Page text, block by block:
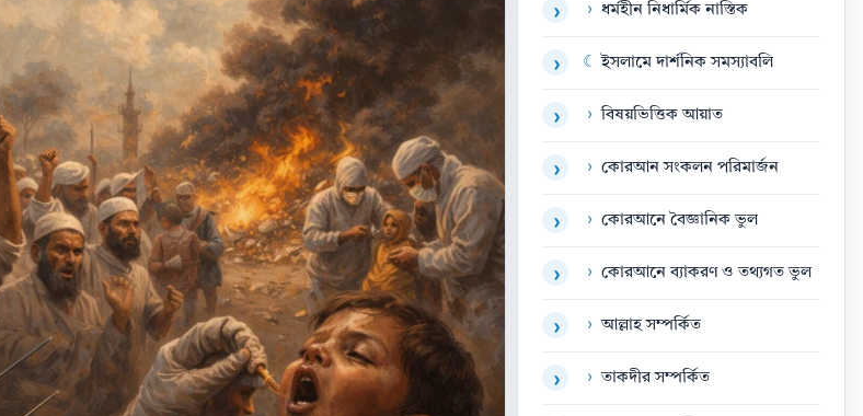
› › ধর্মহীন নিধার্মিক নাস্তিক
› ☾ ইসলামে দার্শনিক সমস্যাবলি
› › বিষয়ভিত্তিক আয়াত
› › কোরআন সংকলন পরিমার্জন
› › কোরআনে বৈজ্ঞানিক ভুল
› › কোরআনে ব্যাকরণ ও তথ্যগত ভুল
› › আল্লাহ সম্পর্কিত
› › তাকদীর সম্পর্কিত